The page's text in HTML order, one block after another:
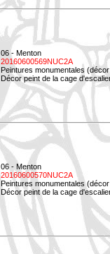
06 - Menton
20160600569NUC2A
Peintures monumentales
Décor peint de la cage
06 - Menton
20160600570NUC2A
Peintures monumentales
Décor peint de la cage